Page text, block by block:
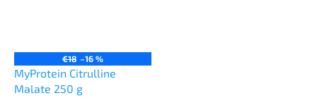
€18 –16 %
MyProtein Citrulline
Malate 250 g